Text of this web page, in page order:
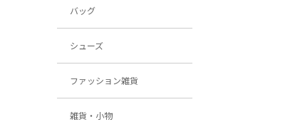
バッグ
シューズ
ファッション雑貨
雑貨・小物